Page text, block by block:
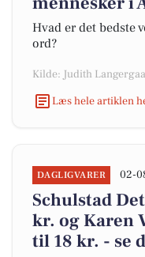
Hvad er det bedste
ord?
Kilde: Judith
Læs hele artiklen
DAGLIGVARER 02-
Schulstad
kr. og Karen
til 18 kr. - se